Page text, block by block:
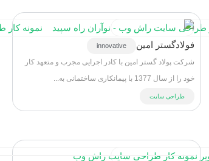
فولادگستر امین innovative
شرکت پولاد گستر امین با کادر اجرایی مجرب و متعهد کار
خود را از سال 1377 با پیمانکاری ساختمانی به...
طراحی سایت